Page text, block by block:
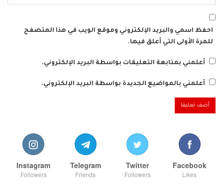
احفظ اسمي والبريد الإلكتروني وموقع الويب في هذا المتصفح
للمرة الأولى التي أعلق فيها.
أعلمني بمتابعة التعليقات بواسطة البريد الإلكتروني.
أعلمني بالمواضيع الجديدة بواسطة البريد الإلكتروني.
Facebook
Likes
Twitter
Followers
Telegram
Friends
Instagram
Followers